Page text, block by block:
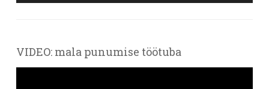
VIDEO: mala punumise töötuba